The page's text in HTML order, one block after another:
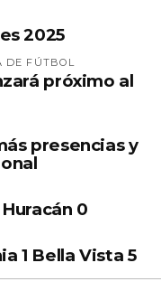
2025
DE FÚTBOL
próximo al
presencias y
0
1 Bella Vista 5